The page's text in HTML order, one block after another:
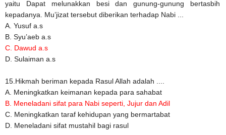
yaitu Dapat melunakkan besi dan gunung-gunung bertasbih
kepadanya. Mu’jizat tersebut diberikan terhadap Nabi ...
A. Yusuf a.s
B. Syu’aeb a.s
C. Dawud a.s
D. Sulaiman a.s
15.Hikmah beriman kepada Rasul Allah adalah ....
A. Meningkatkan keimanan kepada para sahabat
B. Meneladani sifat para Nabi seperti, Jujur dan Adil
C. Meningkatkan taraf kehidupan yang bermartabat
D. Meneladani sifat mustahil bagi rasul